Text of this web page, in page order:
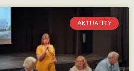
AKTUALITY